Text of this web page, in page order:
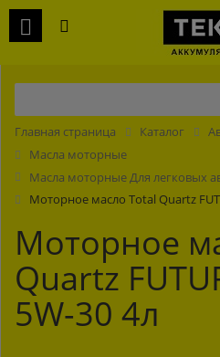
Главная страница Каталог
Масла моторные
Масла моторные Для легковых
Моторное масло Total Quartz
Моторное
Quartz
5W-30 4л